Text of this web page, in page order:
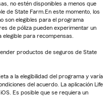
no estén disponibles a menos que
de State Farm.En este momento, los
son elegibles para el programa
de póliza pueden experimentar un
para recompensas.
productos de seguros de State
a la elegibilidad del programa y varía
del acuerdo. La aplicación Life
Es posible que se requiera un